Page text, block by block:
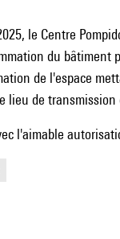
le Centre
du
de l'espace
lieu de transmission
l'aimable